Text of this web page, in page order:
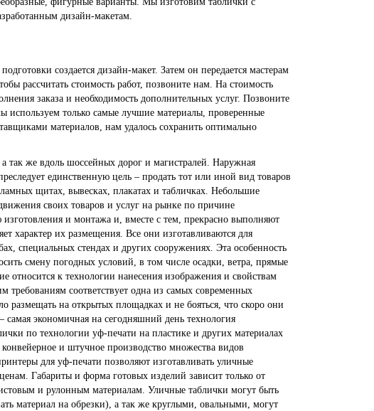
дизайн-макетам.
создается дизайн-макет. Затем он передается мастерам
рассчитать стоимость работ, позвоните нам. На стоимость
заказа и необходимость дополнительных услуг. Позвоните
только самые лучшие материалы, проверенные
материалов, нам удалось сохранить оптимально
же вдоль шоссейных дорог и магистралей. Наружная
единственную цель – продать тот или иной вид товаров
щитах, вывесках, плакатах и табличках. Небольшие
своих товаров и услуг на рынке по причине
и монтажа и, вместе с тем, прекрасно выполняют
характер их размещения. Все они изготавливаются для
специальных стендах и других сооружениях. Эта особенность
смену погодных условий, в том числе осадки, ветра, прямые
относится к технологии нанесения изображения и свойствам
требованиям соответствует одна из самых современных
размещать на открытых площадках и не бояться, что скоро они
экономичная на сегодняшний день технология
по технологии уф-печати на пластике и других материалах
и штучное производство множества видов
для уф-печати позволяют изготавливать уличные
Габариты и форма готовых изделий зависит только от
и рулонным материалам. Уличные таблички могут быть
материал на обрезки), а так же круглыми, овальными, могут